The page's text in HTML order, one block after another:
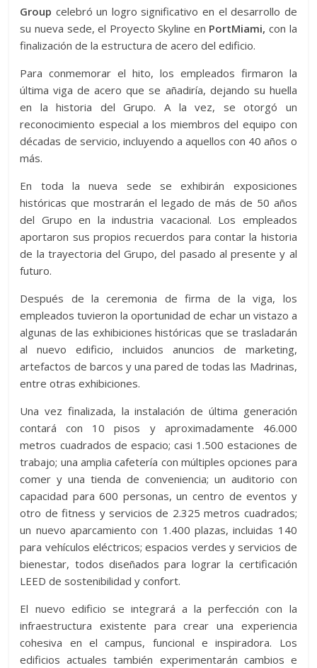
Group celebró un logro significativo en el desarrollo de
su nueva sede, el Proyecto Skyline en PortMiami, con la
finalización de la estructura de acero del edificio.
Para conmemorar el hito, los empleados firmaron la
última viga de acero que se añadiría, dejando su huella
en la historia del Grupo. A la vez, se otorgó un
reconocimiento especial a los miembros del equipo con
décadas de servicio, incluyendo a aquellos con 40 años o
más.
En toda la nueva sede se exhibirán exposiciones
históricas que mostrarán el legado de más de 50 años
del Grupo en la industria vacacional. Los empleados
aportaron sus propios recuerdos para contar la historia
de la trayectoria del Grupo, del pasado al presente y al
futuro.
Después de la ceremonia de firma de la viga, los
empleados tuvieron la oportunidad de echar un vistazo a
algunas de las exhibiciones históricas que se trasladarán
al nuevo edificio, incluidos anuncios de marketing,
artefactos de barcos y una pared de todas las Madrinas,
entre otras exhibiciones.
Una vez finalizada, la instalación de última generación
contará con 10 pisos y aproximadamente 46.000
metros cuadrados de espacio; casi 1.500 estaciones de
trabajo; una amplia cafetería con múltiples opciones para
comer y una tienda de conveniencia; un auditorio con
capacidad para 600 personas, un centro de eventos y
otro de fitness y servicios de 2.325 metros cuadrados;
un nuevo aparcamiento con 1.400 plazas, incluidas 140
para vehículos eléctricos; espacios verdes y servicios de
bienestar, todos diseñados para lograr la certificación
LEED de sostenibilidad y confort.
El nuevo edificio se integrará a la perfección con la
infraestructura existente para crear una experiencia
cohesiva en el campus, funcional e inspiradora. Los
edificios actuales también experimentarán cambios e